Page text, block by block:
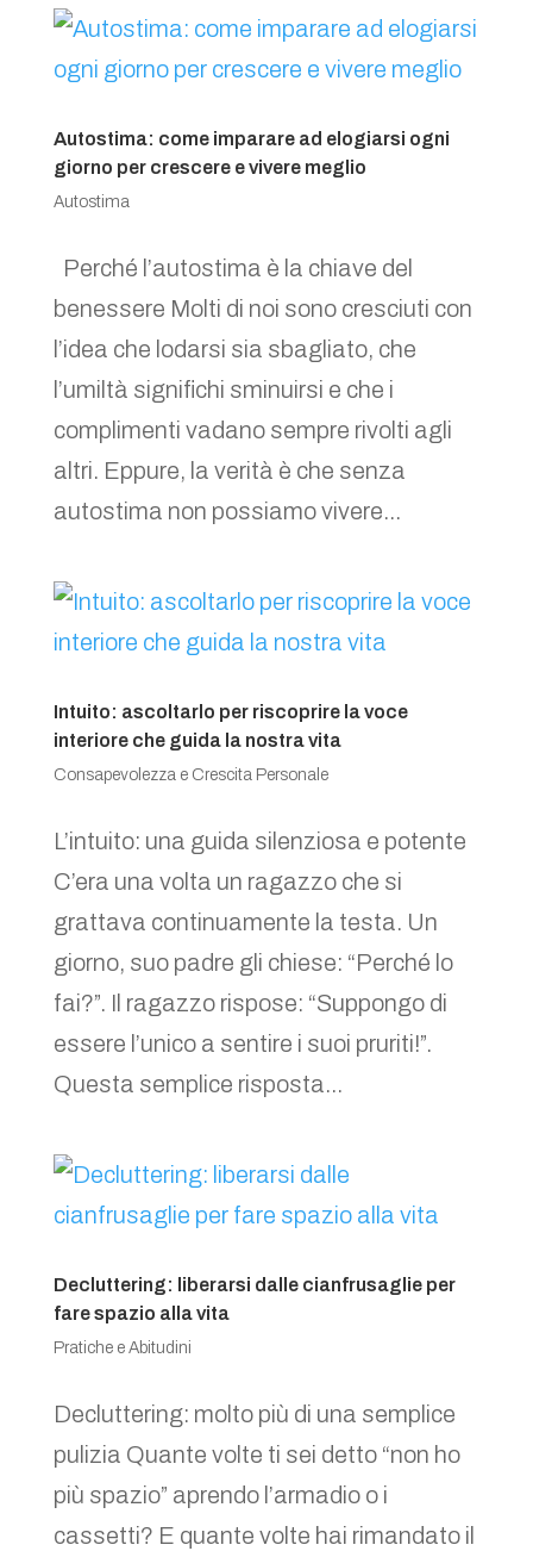
Autostima: come imparare ad elogiarsi ogni
giorno per crescere e vivere meglio
Autostima
Perché l’autostima è la chiave del
benessere Molti di noi sono cresciuti con
l’idea che lodarsi sia sbagliato, che
l’umiltà significhi sminuirsi e che i
complimenti vadano sempre rivolti agli
altri. Eppure, la verità è che senza
autostima non possiamo vivere...
Intuito: ascoltarlo per riscoprire la voce
interiore che guida la nostra vita
Consapevolezza e Crescita Personale
L’intuito: una guida silenziosa e potente
C’era una volta un ragazzo che si
grattava continuamente la testa. Un
giorno, suo padre gli chiese: “Perché lo
fai?”. Il ragazzo rispose: “Suppongo di
essere l’unico a sentire i suoi pruriti!”.
Questa semplice risposta...
Decluttering: liberarsi dalle cianfrusaglie per
fare spazio alla vita
Pratiche e Abitudini
Decluttering: molto più di una semplice
pulizia Quante volte ti sei detto “non ho
più spazio” aprendo l’armadio o i
cassetti? E quante volte hai rimandato il